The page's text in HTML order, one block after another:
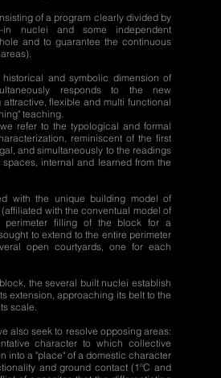
of a program clearly divided by
in nuclei and some independent
and to guarantee the continuous
and symbolic dimension of
responds to the new
flexible and multi functional
teaching.
refer to the typological and formal
reminiscent of the first
and simultaneously to the readings
internal and learned from the
with the unique building model of
with the conventual model of
filling of the block for a
to extend to the entire perimeter
open courtyards, one for each
the several built nuclei establish
extension, approaching its belt to the
scale.
also seek to resolve opposing areas:
character to which collective
into a "place" of a domestic character
and ground contact (1ºC and